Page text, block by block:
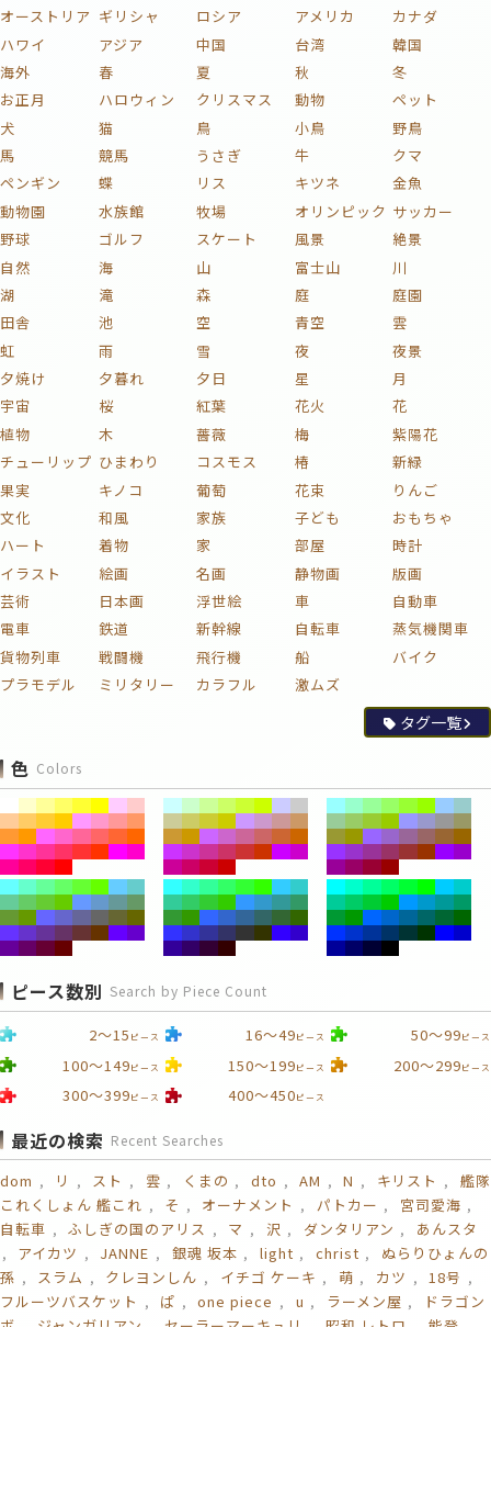
オーストリア ギリシャ ロシア アメリカ
カナダ
ハワイ
アジア 中国 台湾
韓国
海外
春 夏 秋
冬
お正月
ハロウィン クリスマス 動物
ペット
犬
猫 鳥 小鳥
野鳥
馬
競馬 うさぎ 牛
クマ
ペンギン
蝶 リス キツネ
金魚
動物園
水族館 牧場 オリンピック サッカー
野球
ゴルフ スケート 風景
絶景
自然
海 山 富士山
川
湖
滝 森 庭
庭園
田舎
池 空 青空
雲
虹
雨 雪 夜
夜景
夕焼け
夕暮れ 夕日 星
月
宇宙
桜 紅葉 花火
花
植物
木 薔薇 梅
紫陽花
チューリップ ひまわり コスモス 椿
新緑
果実
キノコ 葡萄 花束
りんご
文化
和風 家族 子ども
おもちゃ
ハート
着物 家 部屋
時計
イラスト
絵画 名画 静物画
版画
芸術
日本画 浮世絵 車
自動車
電車
鉄道 新幹線 自転車
蒸気機関車
貨物列車
戦闘機 飛行機 船
バイク
プラモデル
ミリタリー カラフル 激ムズ
タグ一覧
色 Colors
ピース数別 Search by Piece Count
2～15 ピース 16～49ピース 50～99ピース
100～149ピース 150～199ピース 200～299ピース
300～399ピース 400～450ピース
最近の検索 Recent Searches
dom リ スト 雲 くまの dto AM N キリスト
艦隊
これくしょん 艦これ
そ オーナメント パトカー
宮司愛海
自転車
ふしぎの国のアリス マ 沢 ダンタリアン
あんスタ
アイカツ
JANNE 銀魂 坂本 light christ
ぬらりひょんの
孫
スラム クレヨンしん イチゴ ケーキ 萌 カツ
18号
フルーツバスケット
ぱ one piece u ラーメン屋
ドラゴン
ボ
ジャンガリアン セーラーマーキュリ 昭和 レトロ
能登